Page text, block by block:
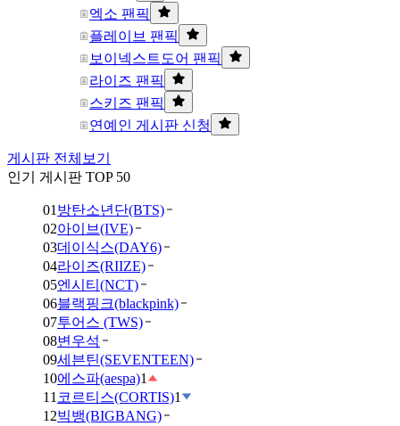
엑소 팬픽
플레이브 팬픽
보이넥스트도어 팬픽
라이즈 팬픽
스키즈 팬픽
연예인 게시판 신청
게시판 전체보기
인기 게시판 TOP 50
01 방탄소년단(BTS)
02아이브(IVE)
03데이식스(DAY6)
04라이즈(RIIZE)
05엔시티(NCT)
06블랙핑크(blackpink)
07투어스 (TWS)
08변우석
09세븐틴(SEVENTEEN)
10에스파(aespa)1
11 코르티스(CORTIS)1
12빅뱅(BIGBANG)